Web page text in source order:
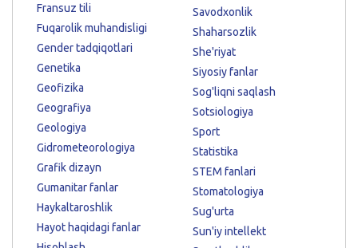
Fransuz tili
Fuqarolik muhandisligi
Gender tadqiqotlari
Genetika
Geofizika
Geografiya
Geologiya
Gidrometeorologiya
Grafik dizayn
Gumanitar fanlar
Haykaltaroshlik
Hayot haqidagi fanlar
Savodxonlik
Shaharsozlik
She'riyat
Siyosiy fanlar
Sog'liqni saqlash
Sotsiologiya
Sport
Statistika
STEM fanlari
Stomatologiya
Sug'urta
Sun'iy intellekt